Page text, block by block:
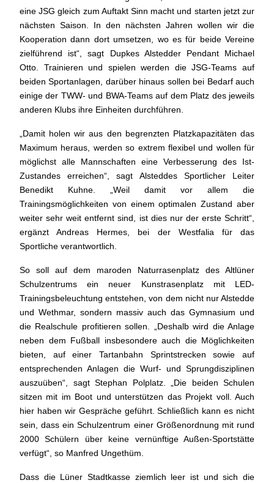
eine JSG gleich zum Auftakt Sinn macht und starten jetzt zur
nächsten Saison. In den nächsten Jahren wollen wir die
Kooperation dann dort umsetzen, wo es für beide Vereine
zielführend ist“, sagt Dupkes Alstedder Pendant Michael
Otto. Trainieren und spielen werden die JSG-Teams auf
beiden Sportanlagen, darüber hinaus sollen bei Bedarf auch
einige der TWW- und BWA-Teams auf dem Platz des jeweils
anderen Klubs ihre Einheiten durchführen.
„Damit holen wir aus den begrenzten Platzkapazitäten das
Maximum heraus, werden so extrem flexibel und wollen für
möglichst alle Mannschaften eine Verbesserung des Ist-
Zustandes erreichen“, sagt Alsteddes Sportlicher Leiter
Benedikt Kuhne. „Weil damit vor allem die
Trainingsmöglichkeiten von einem optimalen Zustand aber
weiter sehr weit entfernt sind, ist dies nur der erste Schritt“,
ergänzt Andreas Hermes, bei der Westfalia für das
Sportliche verantwortlich.
So soll auf dem maroden Naturrasenplatz des Altlüner
Schulzentrums ein neuer Kunstrasenplatz mit LED-
Trainingsbeleuchtung entstehen, von dem nicht nur Alstedde
und Wethmar, sondern massiv auch das Gymnasium und
die Realschule profitieren sollen. „Deshalb wird die Anlage
neben dem Fußball insbesondere auch die Möglichkeiten
bieten, auf einer Tartanbahn Sprintstrecken sowie auf
entsprechenden Anlagen die Wurf- und Sprungdisziplinen
auszuüben“, sagt Stephan Polplatz. „Die beiden Schulen
sitzen mit im Boot und unterstützen das Projekt voll. Auch
hier haben wir Gespräche geführt. Schließlich kann es nicht
sein, dass ein Schulzentrum einer Größenordnung mit rund
2000 Schülern über keine vernünftige Außen-Sportstätte
verfügt“, so Manfred Ungethüm.
Dass die Lüner Stadtkasse ziemlich leer ist und sich die